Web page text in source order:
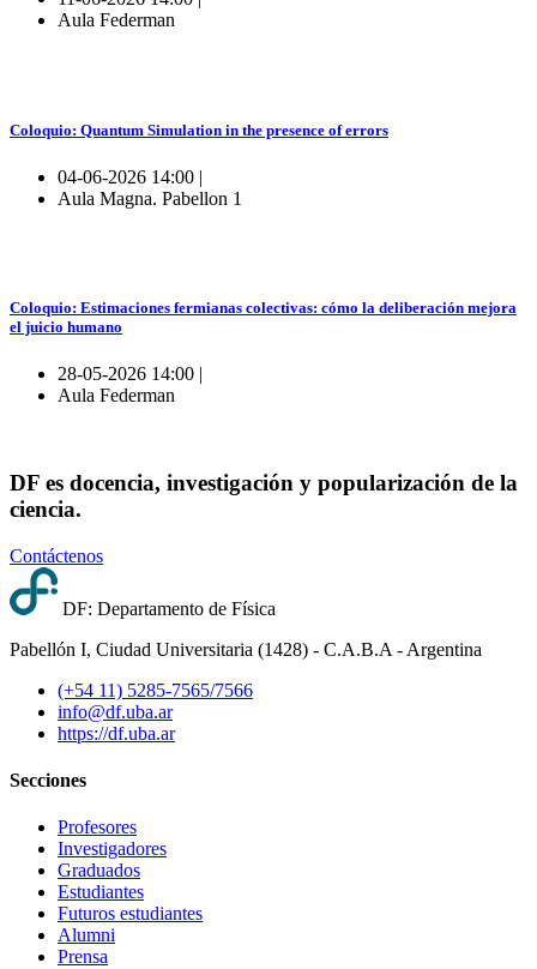
Aula Federman
Coloquio: Quantum Simulation in the presence of errors
04-06-2026 14:00 |
Aula Magna. Pabellon 1
Coloquio: Estimaciones fermianas colectivas: cómo la deliberación mejora
el juicio humano
28-05-2026 14:00 |
Aula Federman
DF es docencia, investigación y popularización de la
ciencia.
Contáctenos
DF: Departamento de Física
Pabellón I, Ciudad Universitaria (1428) - C.A.B.A - Argentina
(+54 11) 5285-7565/7566
info@df.uba.ar
https://df.uba.ar
Secciones
Profesores
Investigadores
Graduados
Estudiantes
Futuros estudiantes
Alumni
Prensa